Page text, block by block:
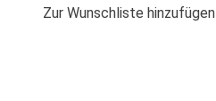
Zur Wunschliste hinzufügen